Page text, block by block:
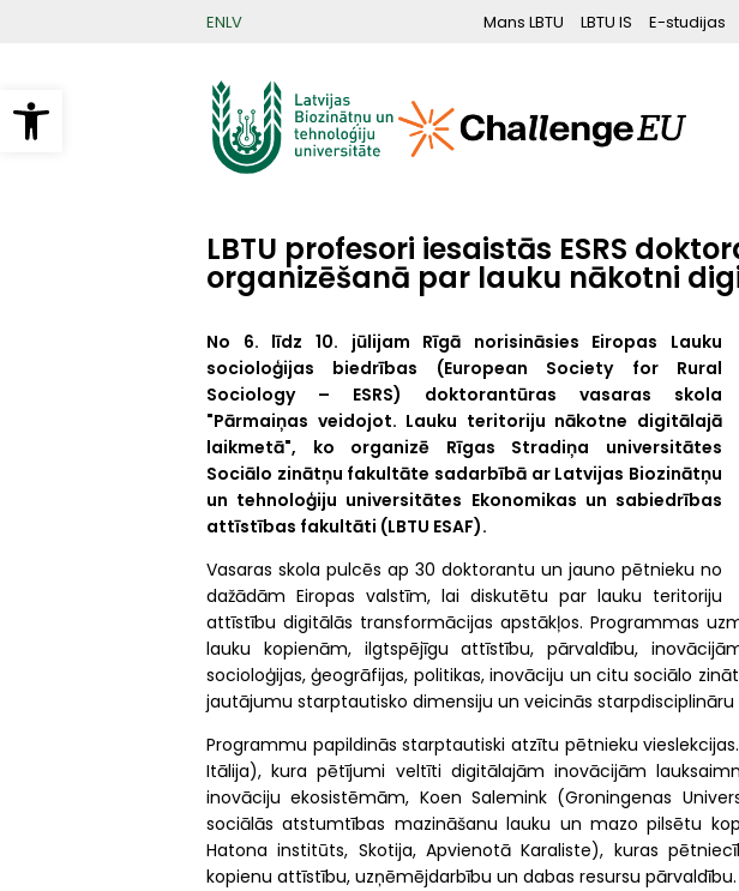
Open toolbar
ENLV Mans LBTU LBTU IS E-studijas
LBTU profesori iesaistās ESRS
organizēšanā par lauku nākotni
No 6. līdz 10. jūlijam Rīgā norisināsies Eiropas Lauku
socioloģijas biedrības (European Society for Rural
Sociology – ESRS) doktorantūras vasaras skola
"Pārmaiņas veidojot. Lauku teritoriju nākotne digitālajā
laikmetā", ko organizē Rīgas Stradiņa universitātes
Sociālo zinātņu fakultāte sadarbībā ar Latvijas Biozinātņu
un tehnoloģiju universitātes Ekonomikas un sabiedrības
attīstības fakultāti (LBTU ESAF).
Vasaras skola pulcēs ap 30 doktorantu un jauno pētnieku no
dažādām Eiropas valstīm, lai diskutētu par lauku teritoriju
attīstību digitālās transformācijas apstākļos. Programmas
lauku kopienām, ilgtspējīgu attīstību, pārvaldību,
socioloģijas, ģeogrāfijas, politikas, inovāciju un citu sociālo
jautājumu starptautisko dimensiju un veicinās starpdisciplināru
Programmu papildinās starptautiski atzītu pētnieku
Itālija), kura pētījumi veltīti digitālajām inovācijām
inovāciju ekosistēmām, Koen Salemink (Groningenas
sociālās atstumtības mazināšanu lauku un mazo pilsētu
Hatona institūts, Skotija, Apvienotā Karaliste), kuras
kopienu attīstību, uzņēmējdarbību un dabas resursu pārvaldību.